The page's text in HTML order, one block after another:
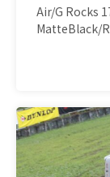
Air/G Rocks
MatteBlack/